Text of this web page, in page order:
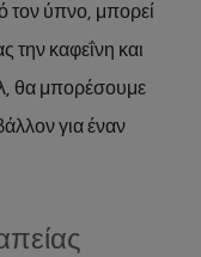
τον ύπνο, μπορεί
την καφεΐνη και
θα μπορέσουμε
για έναν